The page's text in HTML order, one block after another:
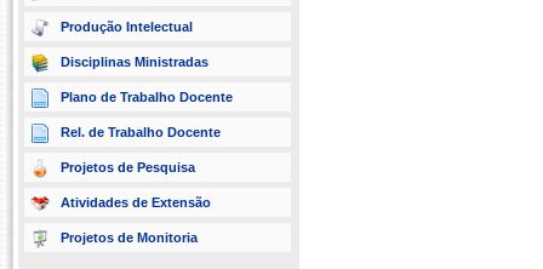
Produção Intelectual
Disciplinas Ministradas
Plano de Trabalho Docente
Rel. de Trabalho Docente
Projetos de Pesquisa
Atividades de Extensão
Projetos de Monitoria